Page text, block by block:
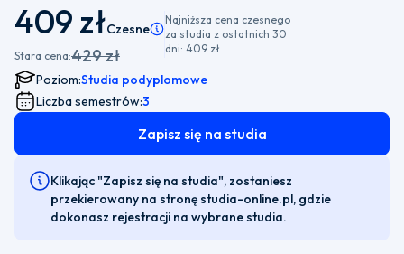
409 złCzesnePamiętaj, że istnieje możliwość wyboru
Stara cena:429 zł
Najniższa cena czesnego
za studia z ostatnich 30
dni: 409 zł
Poziom:Studia podyplomowe
Liczba semestrów:3
Zapisz się na studia
Klikając "Zapisz się na studia", zostaniesz
przekierowany na stronę studia-online.pl, gdzie
dokonasz rejestracji na wybrane studia.